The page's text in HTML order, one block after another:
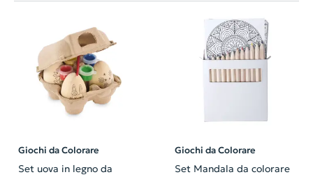
Giochi da Colorare
Set uova in legno da
Giochi da Colorare
Set Mandala da colorare